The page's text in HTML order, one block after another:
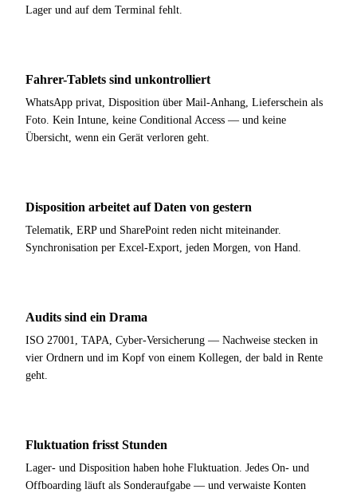
Lager und auf dem Terminal fehlt.
Fahrer-Tablets sind unkontrolliert
WhatsApp privat, Disposition über Mail-Anhang, Lieferschein als
Foto. Kein Intune, keine Conditional Access — und keine
Übersicht, wenn ein Gerät verloren geht.
Disposition arbeitet auf Daten von gestern
Telematik, ERP und SharePoint reden nicht miteinander.
Synchronisation per Excel-Export, jeden Morgen, von Hand.
Audits sind ein Drama
ISO 27001, TAPA, Cyber-Versicherung — Nachweise stecken in
vier Ordnern und im Kopf von einem Kollegen, der bald in Rente
geht.
Fluktuation frisst Stunden
Lager- und Disposition haben hohe Fluktuation. Jedes On- und
Offboarding läuft als Sonderaufgabe — und verwaiste Konten